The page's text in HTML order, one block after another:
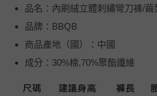
品名：內刷絨立體刺繡彎刀褲/繭
品牌：BBQB
商品產地（國）：中國
成分：30%棉,70%聚酯纖維